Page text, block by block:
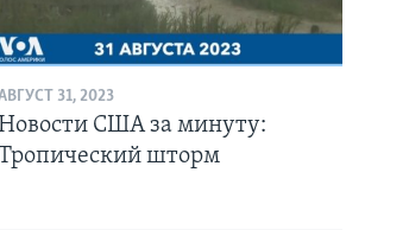
31, 2023
США за минуту:
шторм